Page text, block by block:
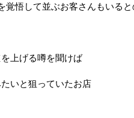
覚悟して並ぶお客さんもいると
上げる噂を聞けば
いと狙っていたお店